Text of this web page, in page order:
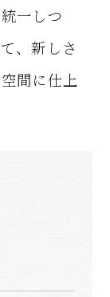
一しつ
、新しさ
間に仕上